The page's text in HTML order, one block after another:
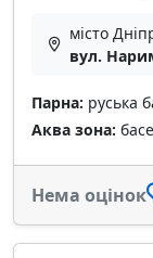
місто
вул.
Парна: руська
Аква зона:
Нема оцінок